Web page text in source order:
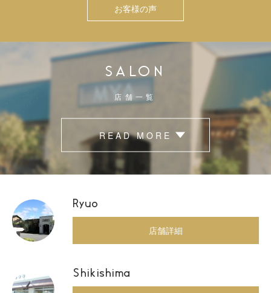
お客様の声
SALON
店舗一覧
READ MORE
Ryuo
店舗詳細
Shikishima